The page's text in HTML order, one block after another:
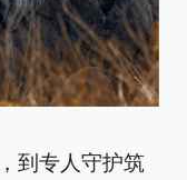
到专人守护筑